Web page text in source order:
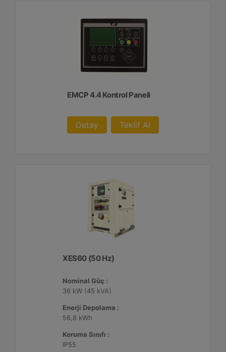
EMCP 4.4 Kontrol Paneli
Detay Teklif Al
XES60 (50 Hz)
Nominal Güç :
36 kW (45 kVA)
Enerji Depolama :
56,8 kWh
Koruma Sınıfı :
IP55